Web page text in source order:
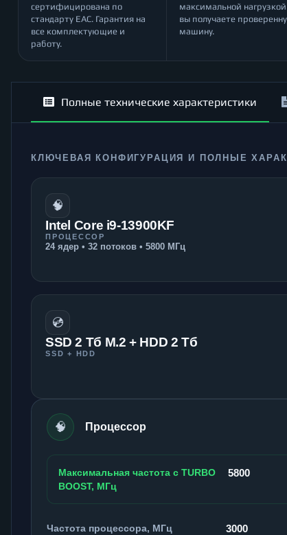
сертифицирована по
стандарту ЕАС. Гарантия на
все комплектующие и
работу.
максимальной
вы получаете
машину.
Полные технические характеристики
КЛЮЧЕВАЯ КОНФИГУРАЦИЯ И ПОЛНЫЕ
🧠
Intel Core i9-13900KF
ПРОЦЕССОР
24 ядер • 32 потоков • 5800 МГц
💿
SSD 2 Тб M.2 + HDD 2 Тб
SSD + HDD
🧠 Процессор
Максимальная частота с TURBO
BOOST, МГц
5800
Частота процессора, МГц 3000